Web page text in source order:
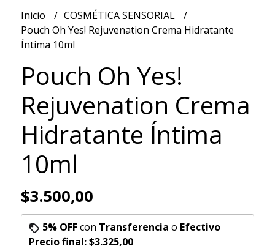
Inicio
COSMÉTICA SENSORIAL
Pouch Oh Yes! Rejuvenation Crema Hidratante
Íntima 10ml
Pouch Oh Yes!
Rejuvenation Crema
Hidratante Íntima
10ml
$3.500,00
5% OFFcon Transferencia o Efectivo
Precio final:$3.325,00